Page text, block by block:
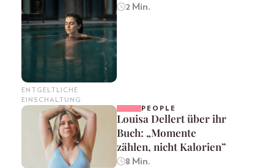
ENTGELTLICHE
EINSCHALTUNG
2 Min.
PEOPLE
Louisa Dellert über ihr
Buch: „Momente
zählen, nicht Kalorien”
8 Min.